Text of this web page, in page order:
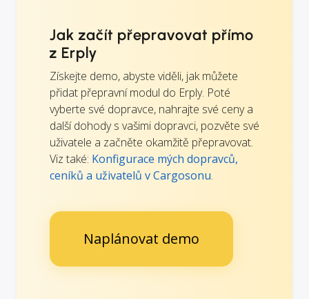
Jak začít přepravovat přímo
z Erply
Získejte demo, abyste viděli, jak můžete
přidat přepravní modul do Erply. Poté
vyberte své dopravce, nahrajte své ceny a
další dohody s vašimi dopravci, pozvěte své
uživatele a začněte okamžitě přepravovat.
Viz také: Konfigurace mých dopravců,
ceníků a uživatelů v Cargosonu.
Naplánovat demo